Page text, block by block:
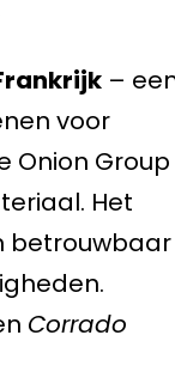
–
voor
Onion Group
Het
betrouwbaar
Corrado